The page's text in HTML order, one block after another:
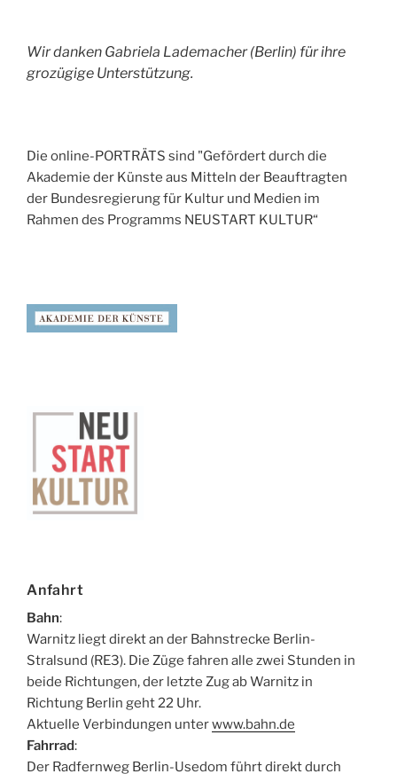
Wir danken Gabriela Lademacher (Berlin) für ihre
grozügige Unterstützung.
Die online-PORTRÄTS sind "Gefördert durch die
Akademie der Künste aus Mitteln der Beauftragten
der Bundesregierung für Kultur und Medien im
Rahmen des Programms NEUSTART KULTUR“
Anfahrt
Bahn:
Warnitz liegt direkt an der Bahnstrecke Berlin-
Stralsund (RE3). Die Züge fahren alle zwei Stunden in
beide Richtungen, der letzte Zug ab Warnitz in
Richtung Berlin geht 22 Uhr.
Aktuelle Verbindungen unterwww.bahn.de
Fahrrad:
Der Radfernweg Berlin-Usedom führt direkt durch